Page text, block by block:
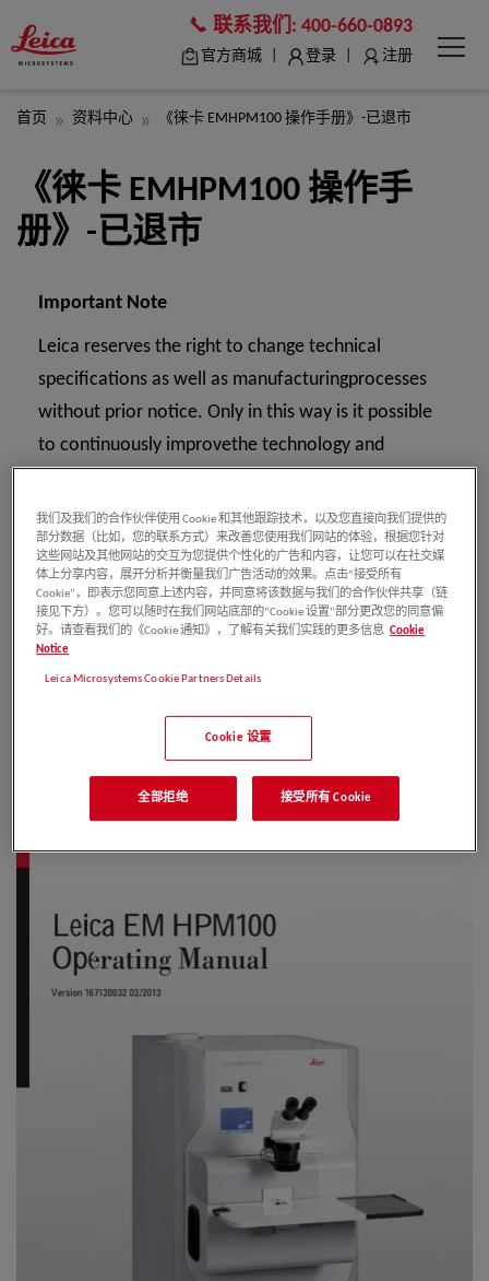
联系我们: 400-660-0893
官方商城 登录 注册
首页 资料中心 《徕卡 EMHPM100 操作手册》-已退市
《徕卡 EMHPM100 操作手
册》-已退市
Important Note
Leica reserves the right to change technical
specifications as well as manufacturingprocesses
without prior notice. Only in this way is it possible
to continuously improvethe technology and
customers withexcellent products.
Any copyrights of this document are retained by
Leica Mikrosysteme GmbH, Vienna.Any
reproduction of text and illustrations (or any parts
thereof) by printing, photocopying, or other
methods (including electronic systems and media)
requires express priorpermission in writing.
我们及我们的合作伙伴使用 Cookie 和其他跟踪技术，以及您直接向我们提供的
部分数据（比如，您的联系方式）来改善您使用我们网站的体验，根据您针对
这些网站及其他网站的交互为您提供个性化的广告和内容，让您可以在社交媒
体上分享内容，展开分析并衡量我们广告活动的效果。点击“接受所有
Cookie”，即表示您同意上述内容，并同意将该数据与我们的合作伙伴共享（链
接见下方）。您可以随时在我们网站底部的“Cookie 设置”部分更改您的同意偏
好。请查看我们的《Cookie 通知》，了解有关我们实践的更多信息 Cookie
Notice
Leica Microsystems Cookie Partners Details
Cookie 设置
全部拒绝 接受所有 Cookie